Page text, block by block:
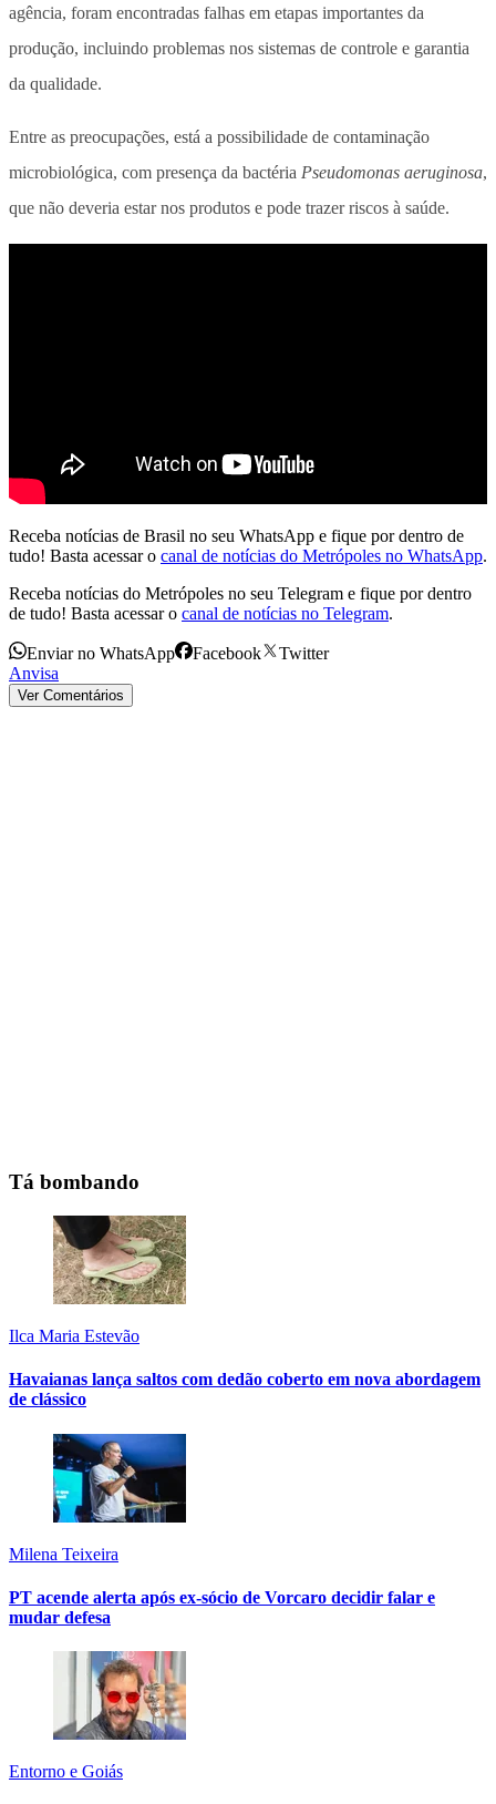
agência, foram encontradas falhas em etapas importantes da
produção, incluindo problemas nos sistemas de controle e garantia
da qualidade.
Entre as preocupações, está a possibilidade de contaminação
microbiológica, com presença da bactéria Pseudomonas aeruginosa,
que não deveria estar nos produtos e pode trazer riscos à saúde.
Receba notícias de Brasil no seu WhatsApp e fique por dentro de
tudo! Basta acessar o canal de notícias do Metrópoles no WhatsApp.
Receba notícias do Metrópoles no seu Telegram e fique por dentro
de tudo! Basta acessar o canal de notícias no Telegram.
Enviar no WhatsApp Facebook
Twitter
Anvisa
Ver Comentários
Tá bombando
Ilca Maria Estevão
Havaianas lança saltos com dedão coberto em nova abordagem
de clássico
Milena Teixeira
PT acende alerta após ex-sócio de Vorcaro decidir falar e
mudar defesa
Entorno e Goiás